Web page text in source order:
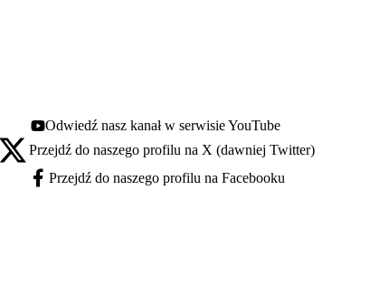
Youtube - otwiera się w nowej karcie
Odwiedź nasz kanał w serwisie YouTube
X - otwiera się w nowej karcie
Przejdź do naszego profilu na X (dawniej Twitter)
Facebook - otwiera się w nowej karcie
Przejdź do naszego profilu na Facebooku